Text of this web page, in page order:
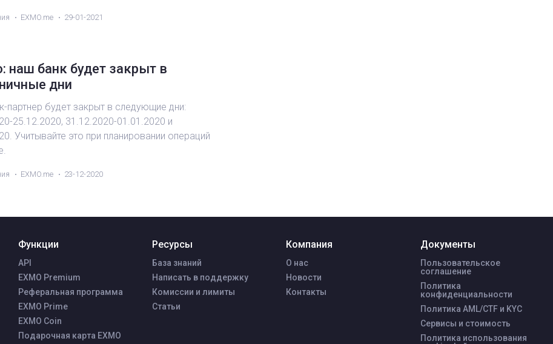
EXMO.me 29-01-2021
наш банк будет закрыт в
дни
партнер будет закрыт в следующие дни:
25.12.2020, 31.12.2020-01.01.2020 и
Учитывайте это при планировании операций
EXMO.me 23-12-2020
Функции
API
EXMO Premium
Реферальная программа
EXMO Prime
EXMO Coin
Подарочная карта EXMO
Ресурсы
База знаний
Написать в поддержку
Комиссии и лимиты
Статьи
Компания
О нас
Новости
Контакты
Документы
Пользовательское
соглашение
Политика
конфиденциальности
Политика AML/CTF и KYC
Сервисы и стоимость
Политика использования